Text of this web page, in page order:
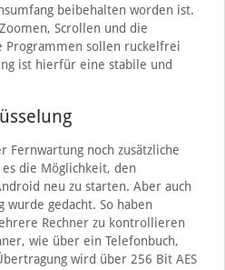
beibehalten worden ist.
Scrollen und die
Programmen sollen ruckelfrei
ist hierfür eine stabile und
Fernwartung noch zusätzliche
die Möglichkeit, den
neu zu starten. Aber auch
gedacht. So haben
Rechner zu kontrollieren
wie über ein Telefonbuch,
wird über 256 Bit AES